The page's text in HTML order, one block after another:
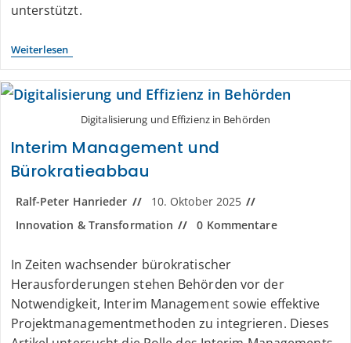
unterstützt.
Weiterlesen
Digitalisierung und Effizienz in Behörden
Interim Management und
Bürokratieabbau
Ralf-Peter Hanrieder
10. Oktober 2025
Innovation & Transformation
0 Kommentare
In Zeiten wachsender bürokratischer
Herausforderungen stehen Behörden vor der
Notwendigkeit, Interim Management sowie effektive
Projektmanagementmethoden zu integrieren. Dieses